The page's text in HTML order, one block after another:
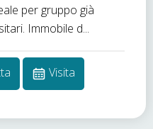
per gruppo già
Immobile d...
Visita